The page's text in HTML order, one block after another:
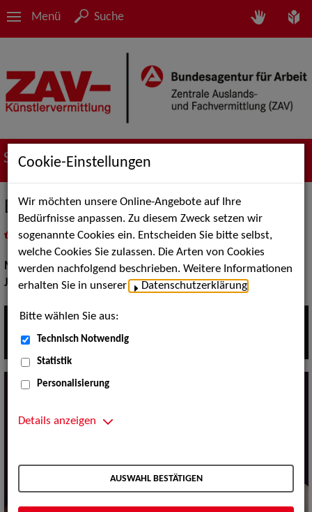
Menü Suche
Suche nach Künstler*innen
Die Tontauben
als PDF speichern
inMeine Merklistelegen
Musik:Jazz
Jazz:Standards und Swing
Cookie-Einstellungen
Wir möchten unsere Online-Angebote auf Ihre
Bedürfnisse anpassen. Zu diesem Zweck setzen wir
sogenannte Cookies ein. Entscheiden Sie bitte selbst,
welche Cookies Sie zulassen. Die Arten von Cookies
werden nachfolgend beschrieben. Weitere Informationen
erhalten Sie in unserer
Datenschutzerklärung
Bitte wählen Sie aus:
Technisch Notwendig
Statistik
Personalisierung
Details anzeigen
AUSWAHL BESTÄTIGEN